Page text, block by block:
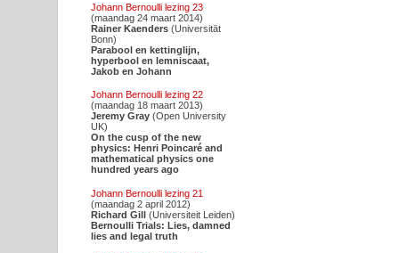
Johann Bernoulli lezing 23
(maandag 24 maart 2014)
Rainer Kaenders(Universität
Bonn)
Parabool en kettinglijn,
hyperbool en lemniscaat,
Jakob en Johann
Johann Bernoulli lezing 22
(maandag 18 maart 2013)
Jeremy Gray(Open University
UK)
On the cusp of the new
physics: Henri Poincaré and
mathematical physics one
hundred years ago
Johann Bernoulli lezing 21
(maandag 2 april 2012)
Richard Gill(Universiteit Leiden)
Bernoulli Trials: Lies, damned
lies and legal truth